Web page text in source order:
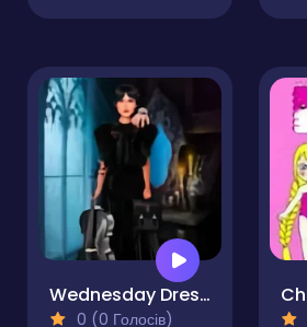
Wednesday Dress Up Adames
0 (0 Голосів)